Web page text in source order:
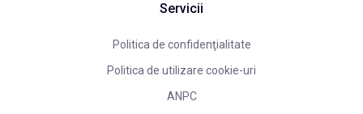
Servicii
Politica de confidenţialitate
Politica de utilizare cookie-uri
ANPC